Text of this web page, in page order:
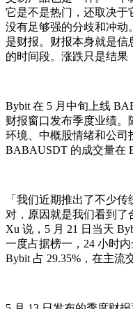
它是不是热门，还取决于
没有足够强的分歧和冲动
是财报。财报本身就是信
的时间段。涨跌只是结果
Bybit 在 5 月中旬上线
财报窗口发布季度业绩
环境、中概股情绪和公司
BABAUSDT 的成交量在
「我们近期推出了不少
对，原因就是我们看到了
Xu 说，5 月 21 日当天
一度占据榜一，24 小时
Bybit 占 29.35%，在主流